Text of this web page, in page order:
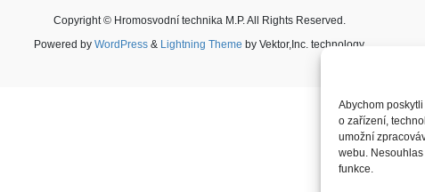
Abychom
o zařízení,
umožní
webu.
funkce.
Copyright © Hromosvodní technika M.P. All Rights Reserved.
Powered by WordPress& Lightning Theme by Vektor,Inc. technology.